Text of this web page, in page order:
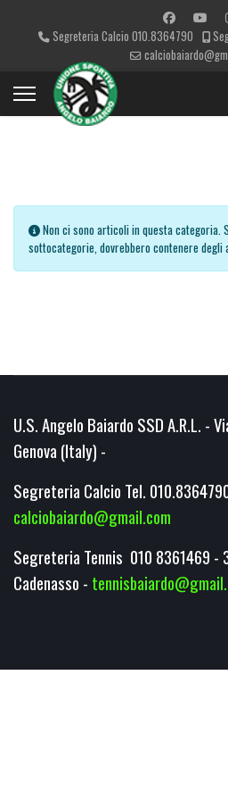
Segreteria Calcio 010.8364790
Info
Non ci sono articoli in questa categoria.
sottocategorie, dovrebbero contenere degli
U.S. Angelo Baiardo SSD A.R.L. -
Genova (Italy) -
Segreteria Calcio Tel.
calciobaiardo@gmail.com
Segreteria Tennis 010 8361469 -
Cadenasso -